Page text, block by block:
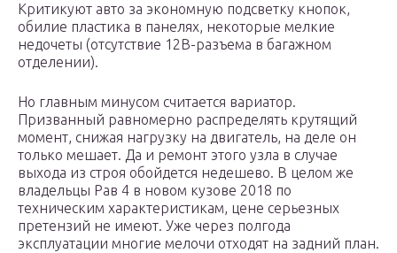
Критикуют авто за экономную подсветку кнопок,
обилие пластика в панелях, некоторые мелкие
недочеты (отсутствие 12В-разъема в багажном
отделении).
Но главным минусом считается вариатор.
Призванный равномерно распределять крутящий
момент, снижая нагрузку на двигатель, на деле он
только мешает. Да и ремонт этого узла в случае
выхода из строя обойдется недешево. В целом же
владельцы Рав 4 в новом кузове 2018 по
техническим характеристикам, цене серьезных
претензий не имеют. Уже через полгода
эксплуатации многие мелочи отходят на задний план.